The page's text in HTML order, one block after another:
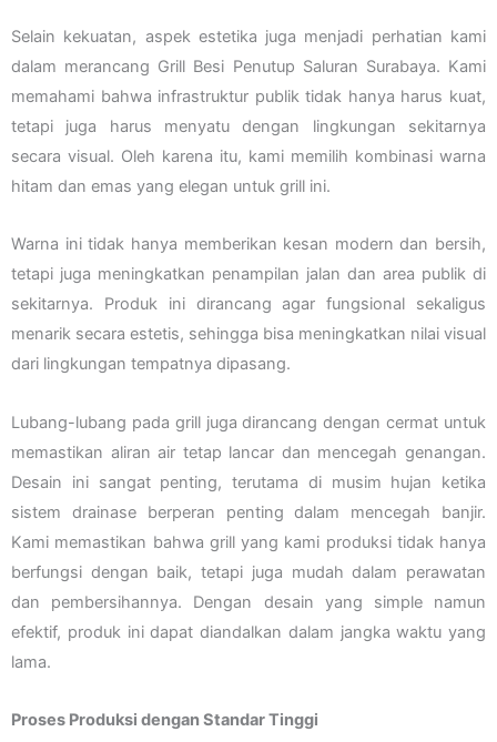
Selain kekuatan, aspek estetika juga menjadi perhatian kami
dalam merancang Grill Besi Penutup Saluran Surabaya. Kami
memahami bahwa infrastruktur publik tidak hanya harus kuat,
tetapi juga harus menyatu dengan lingkungan sekitarnya
secara visual. Oleh karena itu, kami memilih kombinasi warna
hitam dan emas yang elegan untuk grill ini.
Warna ini tidak hanya memberikan kesan modern dan bersih,
tetapi juga meningkatkan penampilan jalan dan area publik di
sekitarnya. Produk ini dirancang agar fungsional sekaligus
menarik secara estetis, sehingga bisa meningkatkan nilai visual
dari lingkungan tempatnya dipasang.
Lubang-lubang pada grill juga dirancang dengan cermat untuk
memastikan aliran air tetap lancar dan mencegah genangan.
Desain ini sangat penting, terutama di musim hujan ketika
sistem drainase berperan penting dalam mencegah banjir.
Kami memastikan bahwa grill yang kami produksi tidak hanya
berfungsi dengan baik, tetapi juga mudah dalam perawatan
dan pembersihannya. Dengan desain yang simple namun
efektif, produk ini dapat diandalkan dalam jangka waktu yang
lama.
Proses Produksi dengan Standar Tinggi